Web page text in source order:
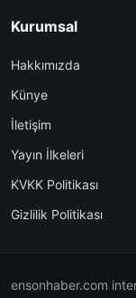
Kurumsal
Hakkımızda
Künye
İletişim
Yayın İlkeleri
KVKK Politikası
Gizlilik Politikası
ensonhaber.com